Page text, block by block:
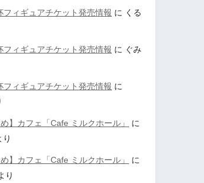
フィギュアチケット発売情報 に くる
フィギュアチケット発売情報 に ぐみ
フィギュアチケット発売情報 に
め】カフェ「Cafe ミルクホール」
に
り
め】カフェ「Cafe ミルクホール」
に
り